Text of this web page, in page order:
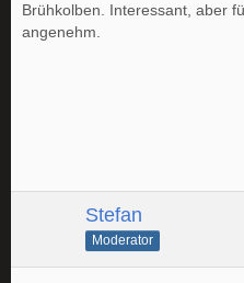
Brühkolben. Interessant, aber
angenehm.
Stefan
Moderator